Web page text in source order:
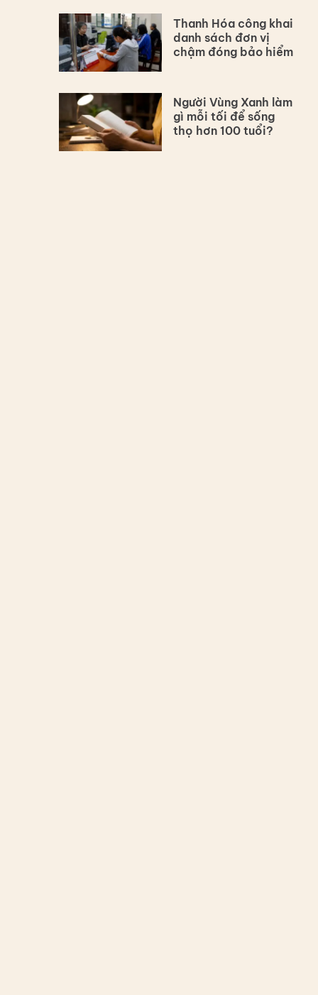
Thanh Hóa công khai
danh sách đơn vị
chậm đóng bảo hiểm
Người Vùng Xanh làm
gì mỗi tối để sống
thọ hơn 100 tuổi?